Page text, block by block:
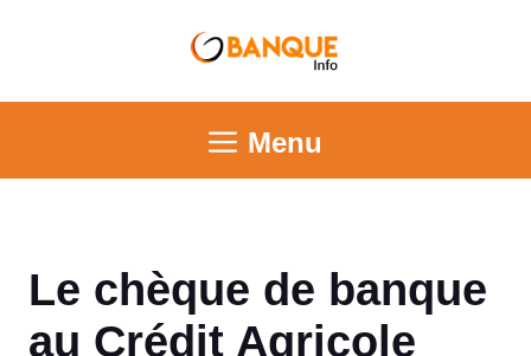
Menu
Le chèque de banque
au Crédit Agricole